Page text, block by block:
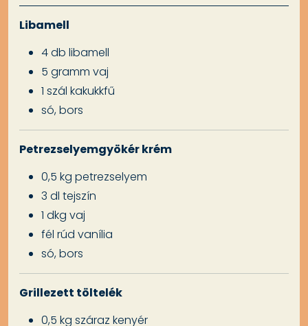
Libamell
4 db libamell
5 gramm vaj
1 szál kakukkfű
só, bors
Petrezselyemgyökér krém
0,5 kg petrezselyem
3 dl tejszín
1 dkg vaj
fél rúd vanília
só, bors
Grillezett töltelék
0,5 kg száraz kenyér